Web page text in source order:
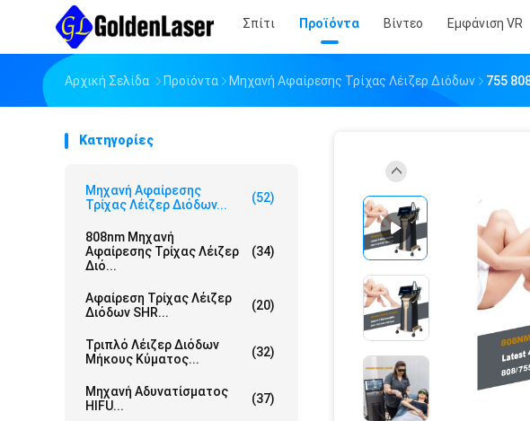
Σπίτι Προϊόντα Βίντεο Εμφάνιση VR
Αρχική Σελίδα Προϊόντα Μηχανή Αφαίρεσης Τρίχας Λέιζερ Διόδων 755
Κατηγορίες
Μηχανή Αφαίρεσης
Τρίχας Λέιζερ Διόδων...
(52)
808nm Μηχανή
Αφαίρεσης Τρίχας Λέιζερ
Διό...
(34)
Αφαίρεση Τρίχας Λέιζερ
Διόδων SHR...
(20)
Τριπλό Λέιζερ Διόδων
Μήκους Κύματος...
(32)
Μηχανή Αδυνατίσματος
HIFU...
(37)